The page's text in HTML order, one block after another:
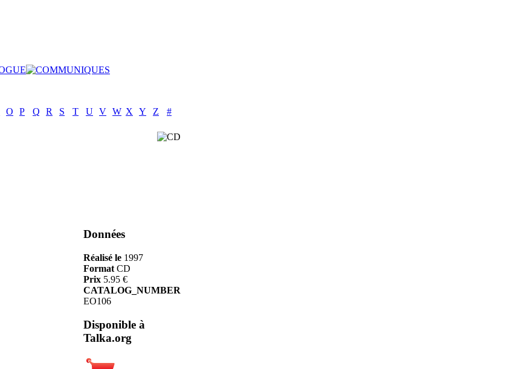
O P Q R S T U V W X Y Z #
Données
Réalisé le 1997
Format CD
Prix 5.95 €
CATALOG_NUMBER
EO106
Disponible à
Talka.org